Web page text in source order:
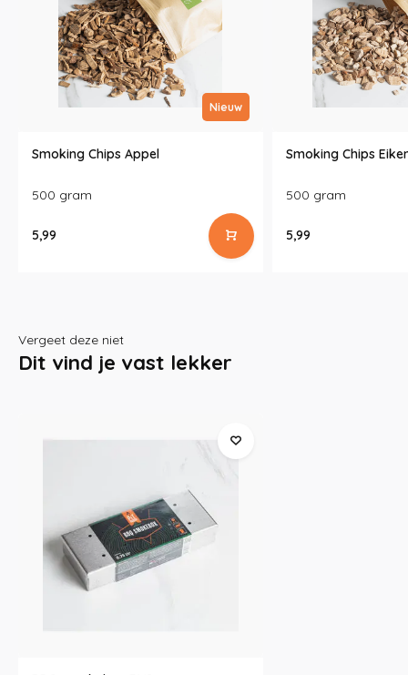
Nieuw
Smoking Chips Appel
500 gram
5,99
Smoking Chips
500 gram
5,99
Vergeet deze niet
Dit vind je vast lekker